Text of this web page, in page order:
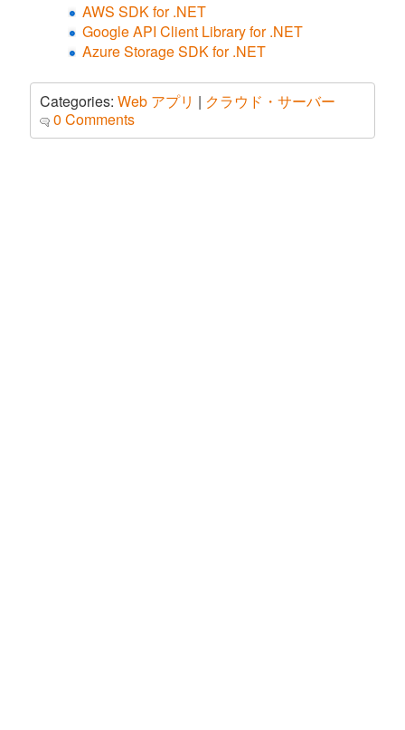
AWS SDK for .NET
Google API Client Library for .NET
Azure Storage SDK for .NET
Categories: Web アプリ | クラウド・サーバー
0 Comments